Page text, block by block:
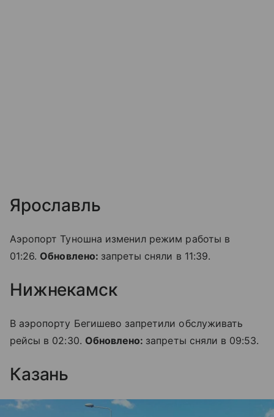
Ярославль
Аэропорт Туношна изменил режим работы в
01:26. Обновлено: запреты сняли в 11:39.
Нижнекамск
В аэропорту Бегишево запретили обслуживать
рейсы в 02:30. Обновлено: запреты сняли в 09:53.
Казань